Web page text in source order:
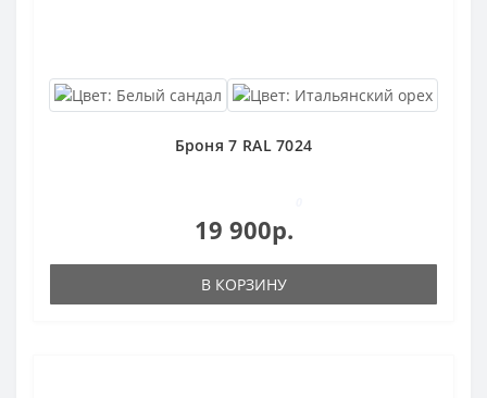
Броня 7 RAL 7024
19 900р.
В КОРЗИНУ